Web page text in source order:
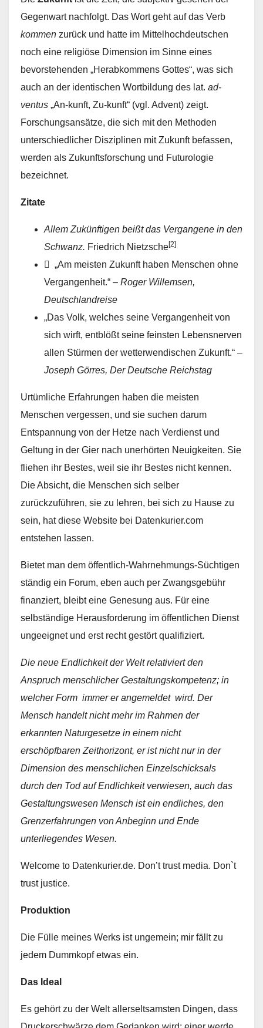
Gegenwart nachfolgt. Das Wort geht auf das Verb
kommen zurück und hatte im Mittelhochdeutschen
noch eine religiöse Dimension im Sinne eines
bevorstehenden „Herabkommens Gottes“, was sich
auch an der identischen Wortbildung des lat. ad-
ventus „An-kunft, Zu-kunft“ (vgl. Advent) zeigt.
Forschungsansätze, die sich mit den Methoden
unterschiedlicher Disziplinen mit Zukunft befassen,
werden als Zukunftsforschung und Futurologie
bezeichnet.
Zitate
Allem Zukünftigen beißt das Vergangene in den
Schwanz. Friedrich Nietzsche[2]
 „Am meisten Zukunft haben Menschen ohne
Vergangenheit.“ – Roger Willemsen,
Deutschlandreise
„Das Volk, welches seine Vergangenheit von
sich wirft, entblößt seine feinsten Lebensnerven
allen Stürmen der wetterwendischen Zukunft.“ –
Joseph Görres, Der Deutsche Reichstag
Urtümliche Erfahrungen haben die meisten
Menschen vergessen, und sie suchen darum
Entspannung von der Hetze nach Verdienst und
Geltung in der Gier nach unerhörten Neuigkeiten. Sie
fliehen ihr Bestes, weil sie ihr Bestes nicht kennen.
Die Absicht, die Menschen sich selber
zurückzuführen, sie zu lehren, bei sich zu Hause zu
sein, hat diese Website bei Datenkurier.com
entstehen lassen.
Bietet man dem öffentlich-Wahrnehmungs-Süchtigen
ständig ein Forum, eben auch per Zwangsgebühr
finanziert, bleibt eine Genesung aus. Für eine
selbständige Herausforderung im öffentlichen Dienst
ungeeignet und erst recht gestört qualifiziert.
Die neue Endlichkeit der Welt relativiert den
Anspruch menschlicher Gestaltungskompetenz; in
welcher Form immer er angemeldet wird. Der
Mensch handelt nicht mehr im Rahmen der
erkannten Naturgesetze in einem nicht
erschöpfbaren Zeithorizont, er ist nicht nur in der
Dimension des menschlichen Einzelschicksals
durch den Tod auf Endlichkeit verwiesen, auch das
Gestaltungswesen Mensch ist ein endliches, den
Grenzerfahrungen von Anbeginn und Ende
unterliegendes Wesen.
Welcome to Datenkurier.de. Don’t trust media. Don`t
trust justice.
Produktion
Die Fülle meines Werks ist ungemein; mir fällt zu
jedem Dummkopf etwas ein.
Das Ideal
Es gehört zu der Welt allerseltsamsten Dingen, dass